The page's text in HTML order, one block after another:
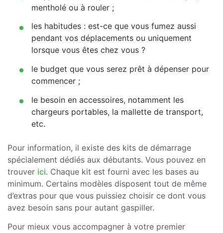
mentholé ou à rouler ;
les habitudes : est-ce que vous fumez aussi
pendant vos déplacements ou uniquement
lorsque vous êtes chez vous ?
le budget que vous serez prêt à dépenser pour
commencer ;
le besoin en accessoires, notamment les
chargeurs portables, la mallette de transport,
etc.
Pour information, il existe des kits de démarrage
spécialement dédiés aux débutants. Vous pouvez en
trouver ici. Chaque kit est fourni avec les bases au
minimum. Certains modèles disposent tout de même
d’extras pour que vous puissiez choisir ce dont vous
avez besoin sans pour autant gaspiller.
Pour mieux vous accompagner à votre premier